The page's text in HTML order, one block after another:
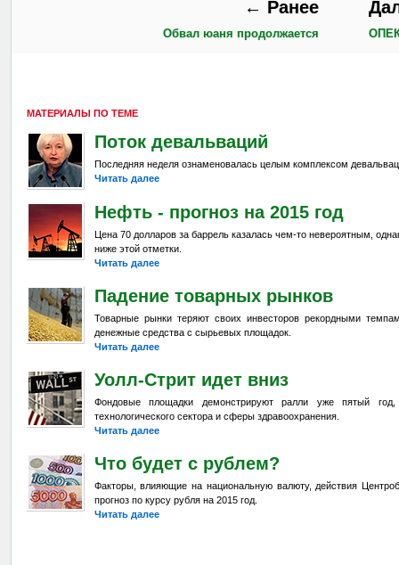
← Ранее
Обвал юаня продолжается ОПЕК
МАТЕРИАЛЫ ПО ТЕМЕ
Поток девальваций
Последняя неделя ознаменовалась целым комплексом
Читать далее
Нефть - прогноз на 2015 год
Цена 70 долларов за баррель казалась чем-то невероятным,
ниже этой отметки.
Читать далее
Падение товарных рынков
Товарные рынки теряют своих инвесторов рекордными
денежные средства с сырьевых площадок.
Читать далее
Уолл-Стрит идет вниз
Фондовые площадки демонстрируют ралли уже пятый
технологического сектора и сферы здравоохранения.
Читать далее
Что будет с рублем?
Факторы, влияющие на национальную валюту, действия
прогноз по курсу рубля на 2015 год.
Читать далее